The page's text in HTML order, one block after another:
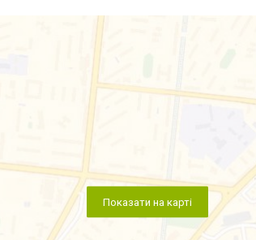
Показати на карті